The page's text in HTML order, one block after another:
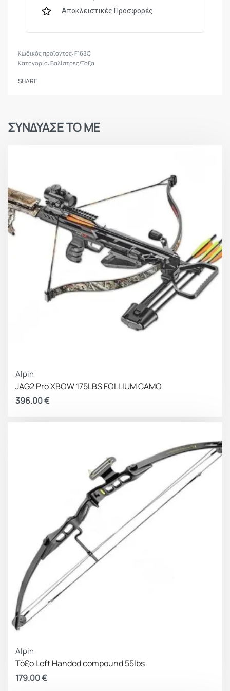
Αποκλειστικές Προσφορές
F168C
Κατηγορία:Βαλίστρες/Τόξα
SHARE
ΣΥΝΔΥΑΣΕ ΤΟ ΜΕ
Alpin
JAG2 Pro XBOW 175LBS FOLLIUM CAMO
396.00€
Alpin
Τόξο Left Handed compound 55lbs
179.00€